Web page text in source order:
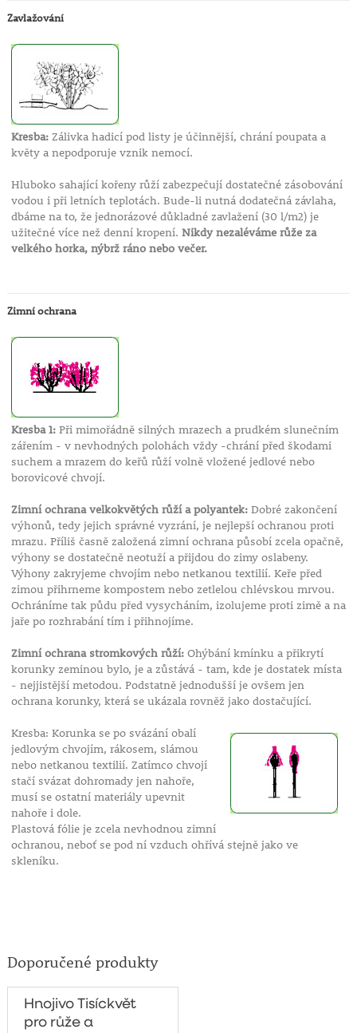
Zavlažování
Kresba:Zálivka hadicí pod listy je účinnější, chrání poupata a
květy a nepodporuje vznik nemocí.
Hluboko sahající kořeny růží zabezpečují dostatečné zásobování
vodou i při letních teplotách. Bude-li nutná dodatečná závlaha,
dbáme na to, že jednorázové důkladné zavlažení (30 l/m2) je
užitečné více než denní kropení. Nikdy nezaléváme růže za
velkého horka, nýbrž ráno nebo večer.
Zimní ochrana
Kresba 1:Při mimořádně silných mrazech a prudkém slunečním
zářením - v nevhodných polohách vždy -chrání před škodami
suchem a mrazem do keřů růží volně vložené jedlové nebo
borovicové chvojí.
Zimní ochrana velkokvětých růží a polyantek:Dobré zakončení
výhonů, tedy jejich správné vyzrání, je nejlepší ochranou proti
mrazu. Příliš časně založená zimní ochrana působí zcela opačně,
výhony se dostatečně neotuží a přijdou do zimy oslabeny.
Výhony zakryjeme chvojím nebo netkanou textilií. Keře před
zimou přihrneme kompostem nebo zetlelou chlévskou mrvou.
Ochráníme tak půdu před vysycháním, izolujeme proti zimě a na
jaře po rozhrabání tím i přihnojíme.
Zimní ochrana stromkových růží:Ohýbání kmínku a přikrytí
korunky zeminou bylo, je a zůstává - tam, kde je dostatek místa
- nejjistější metodou. Podstatně jednodušší je ovšem jen
ochrana korunky, která se ukázala rovněž jako dostačující.
Kresba: Korunka se po svázání obalí
jedlovým chvojím, rákosem, slámou
nebo netkanou textilií. Zatímco chvojí
stačí svázat dohromady jen nahoře,
musí se ostatní materiály upevnit
nahoře i dole.
Plastová fólie je zcela nevhodnou zimní
ochranou, neboť se pod ní vzduch ohřívá stejně jako ve
skleníku.
Doporučené produkty
Hnojivo Tisíckvět
pro růže a